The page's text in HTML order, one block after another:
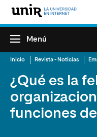
Menú
Inicio Revista - Noticias
¿Qué es la
funciones